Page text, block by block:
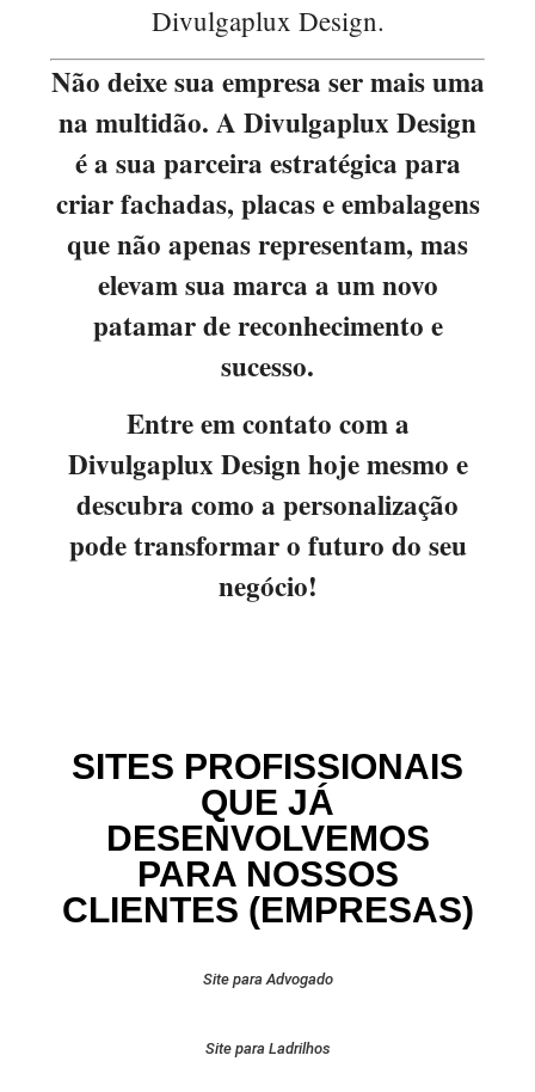
Divulgaplux Design.
Não deixe sua empresa ser mais uma
na multidão. A Divulgaplux Design
é a sua parceira estratégica para
criar fachadas, placas e embalagens
que não apenas representam, mas
elevam sua marca a um novo
patamar de reconhecimento e
sucesso.
Entre em contato com a
Divulgaplux Design hoje mesmo e
descubra como a personalização
pode transformar o futuro do seu
negócio!
SITES PROFISSIONAIS
QUE JÁ
DESENVOLVEMOS
PARA NOSSOS
CLIENTES (EMPRESAS)
Site para Advogado
Site para Ladrilhos